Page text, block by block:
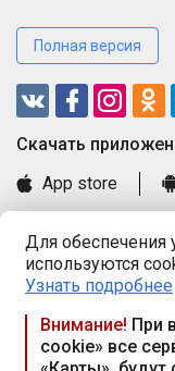
Для обеспечения
используются
Узнать подробнее
Внимание! При
cookie» все
Полная версия
Cкачать
App store
Книга замечаний и
Правила и документы
Praca.by ©
Республика
117а, пом. № 9.